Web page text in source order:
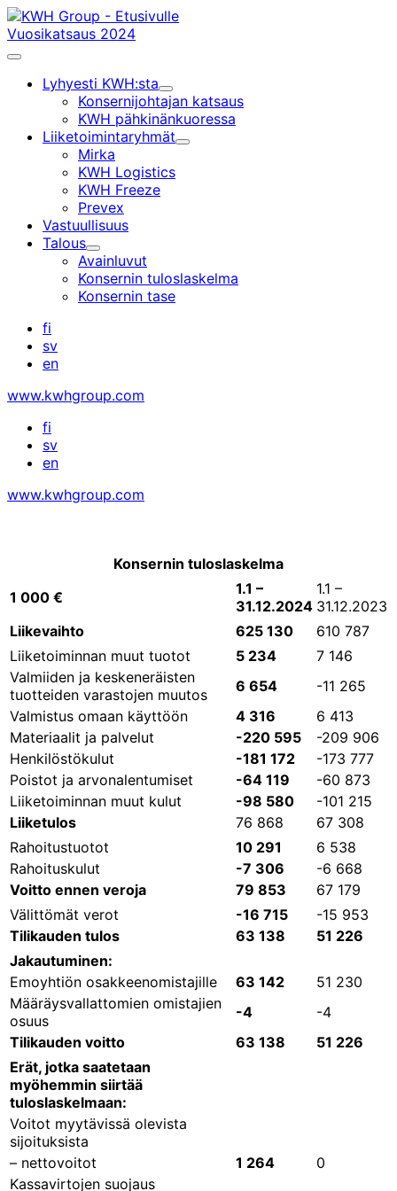
Siirry
sisältöön
Vuosikatsaus 2024
Päävalikko
Lyhyesti KWH:sta
Alavalikko
Konsernijohtajan katsaus
KWH pähkinänkuoressa
Liiketoimintaryhmät
Alavalikko
Mirka
KWH Logistics
KWH Freeze
Prevex
Vastuullisuus
Talous
Alavalikko
Avainluvut
Konsernin tuloslaskelma
Konsernin tase
fi
sv
en
www.kwhgroup.com
fi
sv
en
www.kwhgroup.com
Konsernin tuloslaskelma
1 000 €
1.1 –
31.12.2024
1.1 –
31.12.2023
Liikevaihto
625 130
610 787
Liiketoiminnan muut tuotot
5 234
7 146
Valmiiden ja keskeneräisten
tuotteiden varastojen muutos
6 654
-11 265
Valmistus omaan käyttöön
4 316
6 413
Materiaalit ja palvelut
-220 595
-209 906
Henkilöstökulut
-181 172
-173 777
Poistot ja arvonalentumiset
-64 119
-60 873
Liiketoiminnan muut kulut
-98 580
-101 215
Liiketulos
76 868
67 308
Rahoitustuotot
10 291
6 538
Rahoituskulut
-7 306
-6 668
Voitto ennen veroja
79 853
67 179
Välittömät verot
-16 715
-15 953
Tilikauden tulos
63 138
51 226
Jakautuminen:
Emoyhtiön osakkeenomistajille
63 142
51 230
Määräysvallattomien omistajien
osuus
-4
-4
Tilikauden voitto
63 138
51 226
Erät, jotka saatetaan
myöhemmin siirtää
tuloslaskelmaan:
Voitot myytävissä olevista
sijoituksista
– nettovoitot
1 264
0
Kassavirtojen suojaus